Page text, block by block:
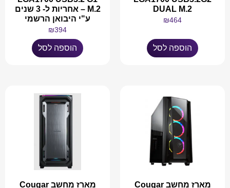
DUAL M.2
₪464
הוספה לסל
M.2 – אחריות ל- 3 שנים
ע"י היבואן הרשמי
₪394
הוספה לסל
מארז מחשב Cougar
מארז מחשב Cougar